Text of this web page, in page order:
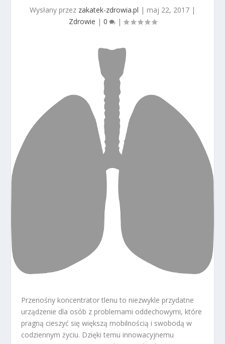
Wysłany przez zakatek-zdrowia.pl | maj 22, 2017 |
Zdrowie | 0 |
Przenośny koncentrator tlenu to niezwykle przydatne
urządzenie dla osób z problemami oddechowymi, które
pragną cieszyć się większą mobilnością i swobodą w
codziennym życiu. Dzięki temu innowacyjnemu